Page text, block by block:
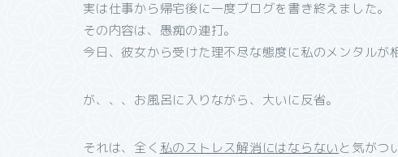
実は仕事から帰宅後に一度ブログを書き終えました。
その内容は、愚痴の連打。
今日、彼女から受けた理不尽な態度に私のメンタルが
が、、、お風呂に入りながら、大いに反省。
それは、全く 私のストレス解消にはならないと気がつ